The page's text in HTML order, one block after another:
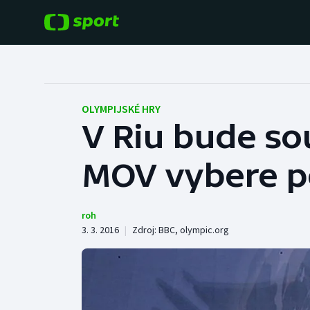
Hokej
Tenis
Cyklistika
Baseball a softbal
Basketbal
Boby a skeleton
OLYMPIJSKÉ HRY
V Riu bude
MOV vybere
roh
3. 3. 2016 | Zdroj: BBC, olympic.org